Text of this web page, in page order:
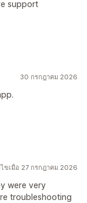
support
30 กรกฎาคม 2026
ขเมื่อ 27 กรกฎาคม 2026
were very
troubleshooting